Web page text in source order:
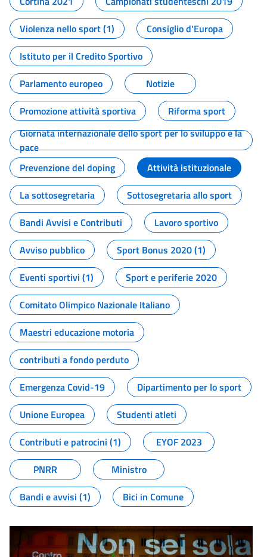
Violenza nello sport (1)
Consiglio d'Europa
Istituto per il Credito Sportivo
Parlamento europeo
Notizie
Promozione attività sportiva
Riforma sport
Giornata internazionale dello sport per lo sviluppo e la
pace
Prevenzione del doping
Attività istituzionale
La sottosegretaria
Sottosegretaria allo sport
Bandi Avvisi e Contributi
Lavoro sportivo
Avviso pubblico
Sport Bonus 2020 (1)
Eventi sportivi (1)
Sport e periferie 2020
Comitato Olimpico Nazionale Italiano
Maestri educazione motoria
contributi a fondo perduto
Emergenza Covid-19
Dipartimento per lo sport
Unione Europea
Studenti atleti
Contributi e patrocini (1)
EYOF 2023
PNRR
Ministro
Bandi e avvisi (1)
Bici in Comune